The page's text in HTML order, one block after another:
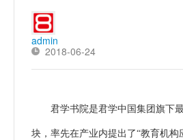
admin
2018-06-24
君学书院是君学中国集团旗下
块，率先在产业内提出了“教育机构